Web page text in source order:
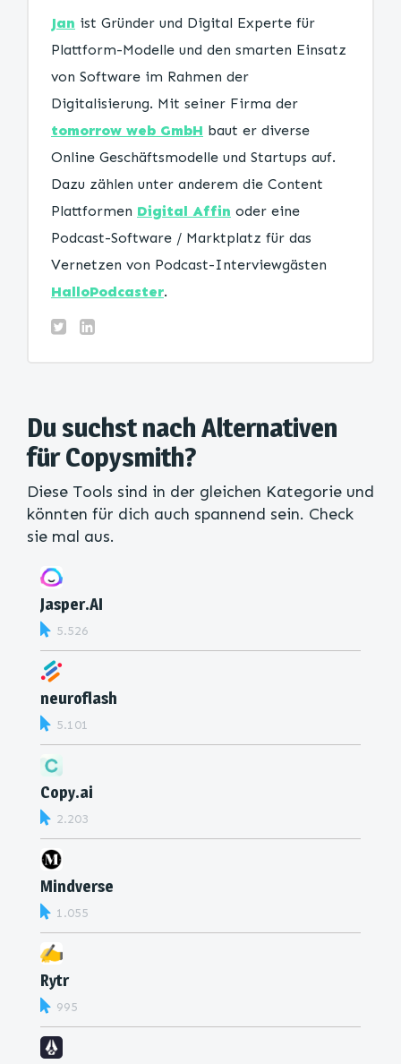
Jan ist Gründer und Digital Experte für
Plattform-Modelle und den smarten Einsatz
von Software im Rahmen der
Digitalisierung. Mit seiner Firma der
tomorrow web GmbH baut er diverse
Online Geschäftsmodelle und Startups auf.
Dazu zählen unter anderem die Content
Plattformen Digital Affin oder eine
Podcast-Software / Marktplatz für das
Vernetzen von Podcast-Interviewgästen
HalloPodcaster.
Du suchst nach Alternativen
für Copysmith?
Diese Tools sind in der gleichen Kategorie und
könnten für dich auch spannend sein. Check
sie mal aus.
Jasper.AI
5.526
neuroflash
5.101
Copy.ai
2.203
Mindverse
1.055
Rytr
995